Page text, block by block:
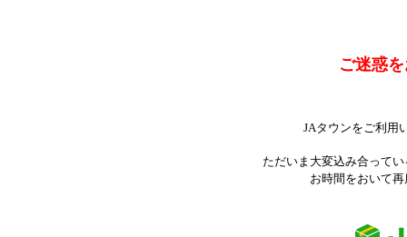
ご迷惑
JAタウンをご利用
ただいま大変込み合って
お時間をおいて